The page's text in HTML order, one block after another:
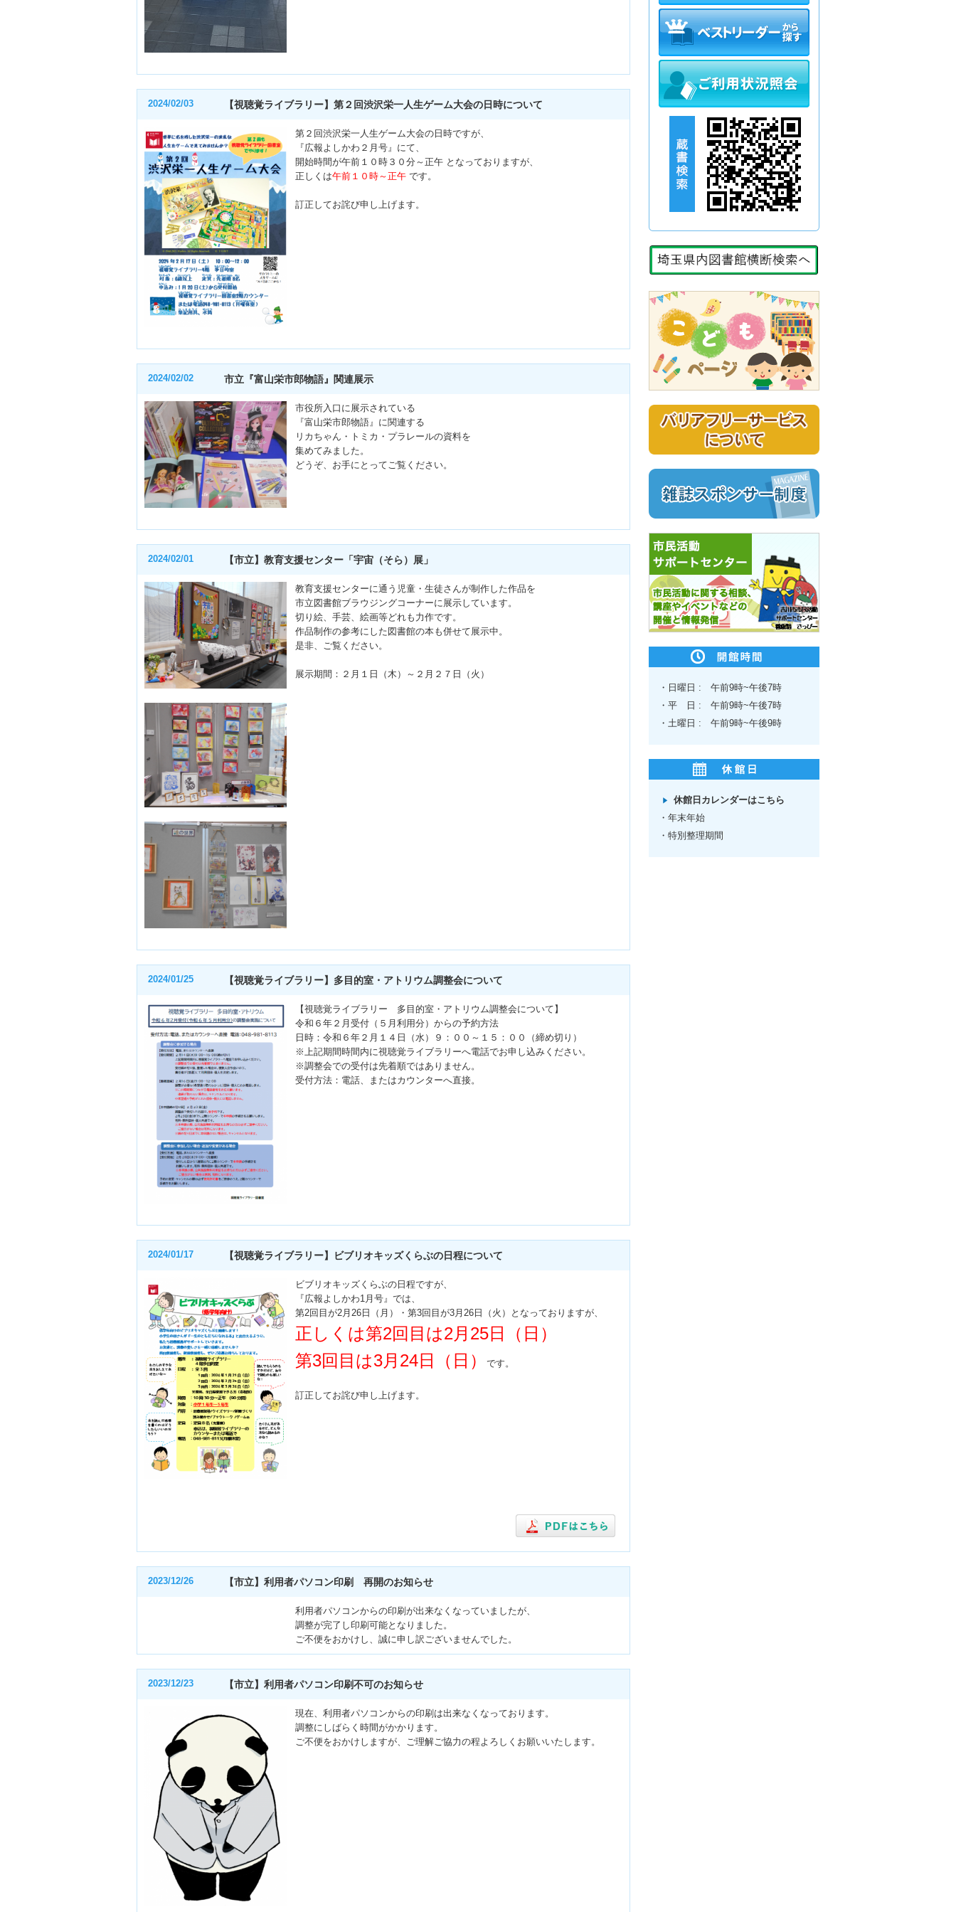
2024/02/03 【視聴覚ライブラリー】第２回渋沢栄一人生ゲーム大会の日時について
第２回渋沢栄一人生ゲーム大会の日時ですが、
『広報よしかわ２月号』にて、
開始時間が午前１０時３０分～正午 となっておりますが、
正しくは午前１０時～正午 です。
訂正してお詫び申し上げます。
2024/02/02 市立『富山栄市郎物語』関連展示
市役所入口に展示されている
『富山栄市郎物語』に関連する
リカちゃん・トミカ・プラレールの資料を
集めてみました。
どうぞ、お手にとってご覧ください。
2024/02/01 【市立】教育支援センター「宇宙（そら）展」
教育支援センターに通う児童・生徒さんが制作した作品を
市立図書館ブラウジングコーナーに展示しています。
切り絵、手芸、絵画等どれも力作です。
作品制作の参考にした図書館の本も併せて展示中。
是非、ご覧ください。
展示期間：２月１日（木）～２月２７日（火）
2024/01/25 【視聴覚ライブラリー】多目的室・アトリウム調整会について
【視聴覚ライブラリー 多目的室・アトリウム調整会について】
令和６年２月受付（５月利用分）からの予約方法
日時：令和６年２月１４日（水）９：００～１５：００（締め切り）
※上記期間時間内に視聴覚ライブラリーへ電話でお申し込みください。
※調整会での受付は先着順ではありません。
受付方法：電話、またはカウンターへ直接。
2024/01/17 【視聴覚ライブラリー】ビブリオキッズくらぶの日程について
ビブリオキッズくらぶの日程ですが、
『広報よしかわ1月号』では、
第2回目が2月26日（月）・第3回目が3月26日（火）となっておりますが、
正しくは第2回目は2月25日（日）
第3回目は3月24日（日）
です。
訂正してお詫び申し上げます。
2023/12/26 【市立】利用者パソコン印刷 再開のお知らせ
利用者パソコンからの印刷が出来なくなっていましたが、
調整が完了し印刷可能となりました。
ご不便をおかけし、誠に申し訳ございませんでした。
2023/12/23 【市立】利用者パソコン印刷不可のお知らせ
現在、利用者パソコンからの印刷は出来なくなっております。
調整にしばらく時間がかかります。
ご不便をおかけしますが、ご理解ご協力の程よろしくお願いいたします。
・日曜日 : 午前9時~午後7時
・平 日 : 午前9時~午後7時
・土曜日 : 午前9時~午後9時
休館日カレンダーはこちら
・年末年始
・特別整理期間